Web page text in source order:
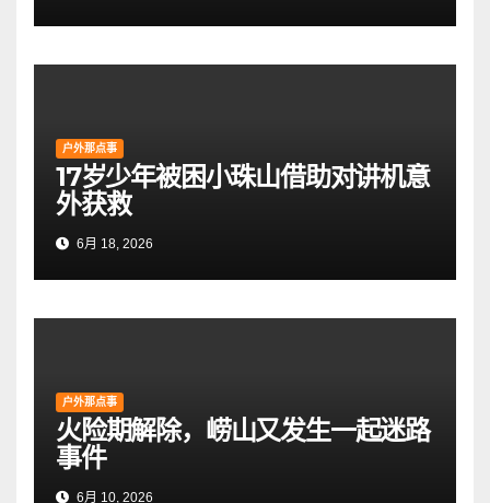
户外那点事
17岁少年被困小珠山借助对讲机意
外获救
6月 18, 2026
户外那点事
火险期解除，崂山又发生一起迷路
事件
6月 10, 2026